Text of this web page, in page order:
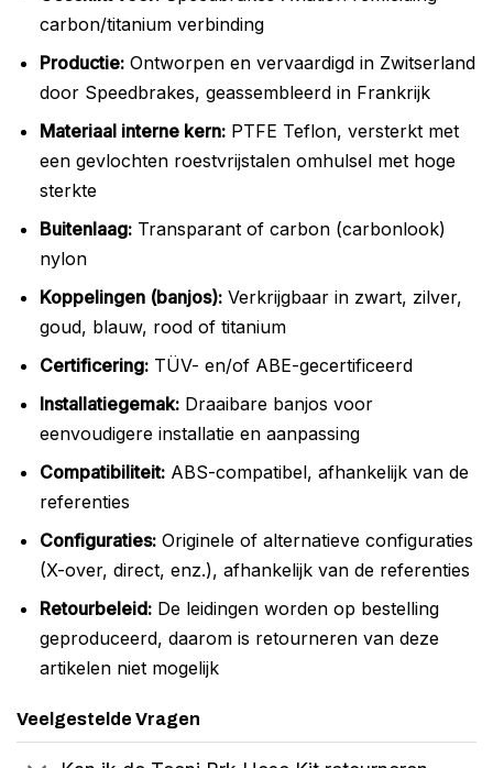
carbon/titanium verbinding
Productie:Ontworpen en vervaardigd in Zwitserland
door Speedbrakes, geassembleerd in Frankrijk
Materiaal interne kern:PTFE Teflon, versterkt met
een gevlochten roestvrijstalen omhulsel met hoge
sterkte
Buitenlaag:Transparant of carbon (carbonlook)
nylon
Koppelingen (banjos):Verkrijgbaar in zwart, zilver,
goud, blauw, rood of titanium
Certificering:TÜV- en/of ABE-gecertificeerd
Installatiegemak:Draaibare banjos voor
eenvoudigere installatie en aanpassing
Compatibiliteit:ABS-compatibel, afhankelijk van de
referenties
Configuraties:Originele of alternatieve configuraties
(X-over, direct, enz.), afhankelijk van de referenties
Retourbeleid:De leidingen worden op bestelling
geproduceerd, daarom is retourneren van deze
artikelen niet mogelijk
Veelgestelde Vragen